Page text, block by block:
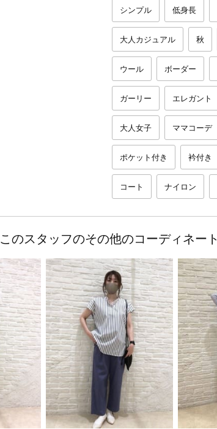
シンプル 低身長
大人カジュアル 秋
ウール ボーダー
ガーリー エレガント
大人女子 ママコーデ
ポケット付き 衿付き
コート ナイロン
このスタッフのその他のコーディネート